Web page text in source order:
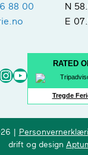
88 00
N
E
YouTube
RATED
Tregde
|
drift og design